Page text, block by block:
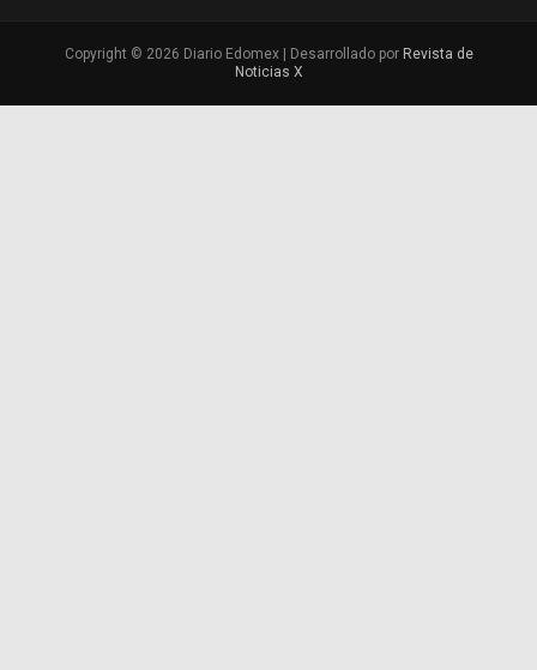
Copyright © 2026 Diario Edomex | Desarrollado por Revista de
Noticias X